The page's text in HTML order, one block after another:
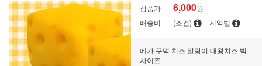
상품가 6,000원
배송비
(조건) 지역별
메가 꾸덕 치즈 말랑이 대왕치즈 빅
사이즈